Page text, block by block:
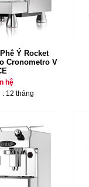
Ý Rocket
Cronometro V
hệ
: 12 tháng